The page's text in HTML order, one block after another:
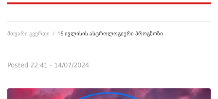
მთვარი გვერდი / 15 ივლისის ასტროლოგიური პროგნოზი
Posted 22:41 - 14/07/2024